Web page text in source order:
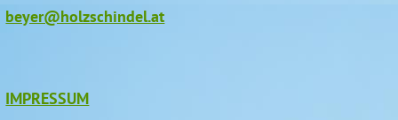
beyer@holzschindel.at
IMPRESSUM